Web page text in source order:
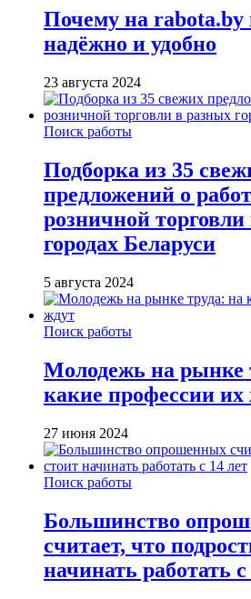
Почему на rabota.by
надёжно и удобно
23 августа 2024
Поиск работы
Подборка из 35
предложений о
розничной
городах Беларуси
5 августа 2024
Поиск работы
Молодежь на рынке
какие профессии их
27 июня 2024
Поиск работы
Большинство
считает, что
начинать работать с